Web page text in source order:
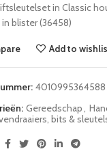
in Classic
blister (36458)
Add to
4010995364588
Gereedschap,
bits &